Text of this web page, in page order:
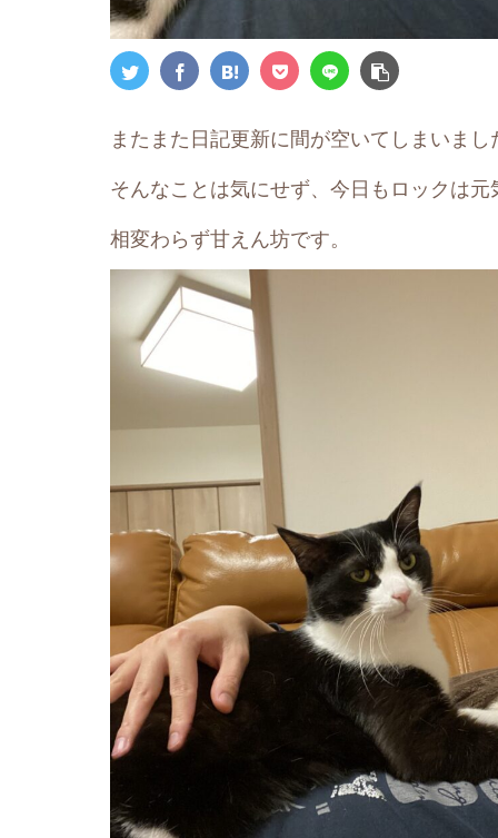
またまた日記更新に間が空いてしまいまし
そんなことは気にせず、今日もロックは元
相変わらず甘えん坊です。